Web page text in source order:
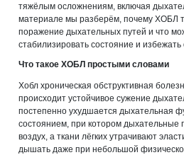
тяжёлым осложнениям, включая
материале мы разберём, почему ХОБЛ
поражение дыхательных путей и что
стабилизировать состояние и избежать
Что такое ХОБЛ простыми словами
Хобл хроническая обструктивная
происходит устойчивое сужение
постепенно ухудшается дыхательная
состоянием, при котором дыхательные
воздух, а ткани лёгких утрачивают
дышать даже при небольшой